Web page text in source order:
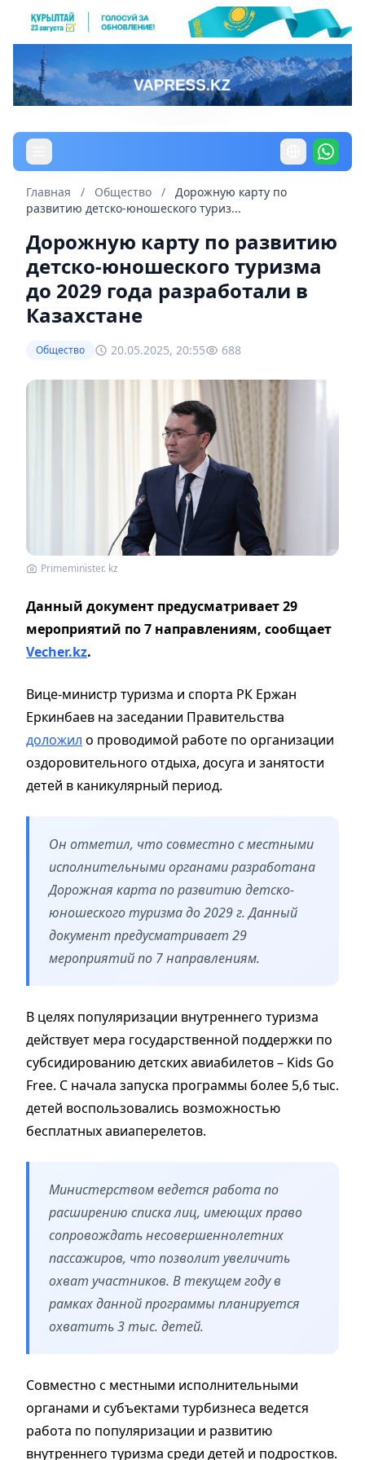
Главная / Общество /
Дорожную карту по
развитию детско-юношеского туриз...
Дорожную карту по развитию
детско-юношеского туризма
до 2029 года разработали в
Казахстане
Общество 20.05.2025, 20:55 688
Primeminister. kz
Данный документ предусматривает 29
мероприятий по 7 направлениям, сообщает
Vecher.kz.
Вице-министр туризма и спорта РК Ержан
Еркинбаев на заседании Правительства
доложил о проводимой работе по организации
оздоровительного отдыха, досуга и занятости
детей в каникулярный период.
Он отметил, что совместно с местными
исполнительными органами разработана
Дорожная карта по развитию детско-
юношеского туризма до 2029 г. Данный
документ предусматривает 29
мероприятий по 7 направлениям.
В целях популяризации внутреннего туризма
действует мера государственной поддержки по
субсидированию детских авиабилетов – Kids Go
Free. С начала запуска программы более 5,6 тыс.
детей воспользовались возможностью
бесплатных авиаперелетов.
Министерством ведется работа по
расширению списка лиц, имеющих право
сопровождать несовершеннолетних
пассажиров, что позволит увеличить
охват участников. В текущем году в
рамках данной программы планируется
охватить 3 тыс. детей.
Совместно с местными исполнительными
органами и субъектами турбизнеса ведется
работа по популяризации и развитию
внутреннего туризма среди детей и подростков.